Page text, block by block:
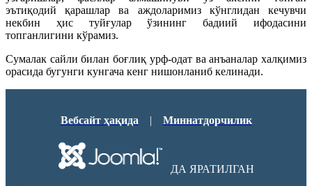
эътиқодий қарашлар ва аждоларимиз кўнглидан кечувчи
некбин ҳис туйғулар ўзининг бадиий ифодасини
топганлигини кўрамиз.
Сумалак сайли билан боғлиқ урф-одат ва анъаналар халқимиз
орасида бугунги кунгача кенг нишонланиб келинади.
Вебсайт ҳақида | Миннатдорчилик
ДА ЯРАТИЛГАН